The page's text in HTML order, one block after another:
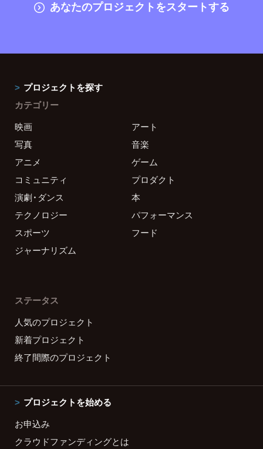
あなたのプロジェクトをスタートする
プロジェクトを探す
カテゴリー
映画
アート
写真
音楽
アニメ
ゲーム
コミュニティ
プロダクト
演劇・ダンス
本
テクノロジー
パフォーマンス
スポーツ
フード
ジャーナリズム
ステータス
人気のプロジェクト
新着プロジェクト
終了間際のプロジェクト
プロジェクトを始める
お申込み
クラウドファンディングとは